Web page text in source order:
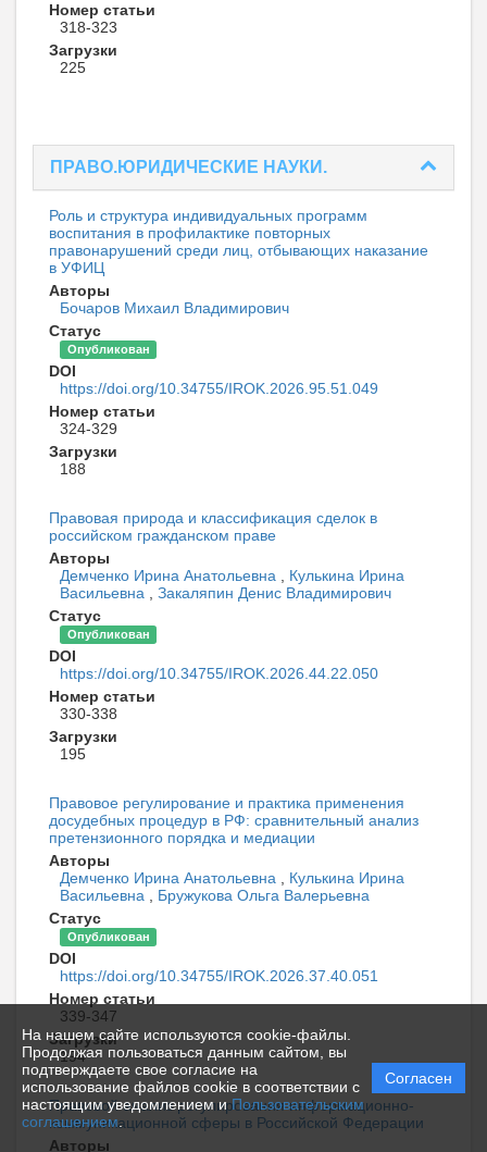
На нашем сайте используются cookie-файлы.
Продолжая пользоваться данным сайтом, вы
подтверждаете свое согласие на
использование файлов cookie в соответствии с
настоящим уведомлением иПользовательским
соглашением.
Согласен
Номер статьи
318-323
Загрузки
225
ПРАВО.ЮРИДИЧЕСКИЕ НАУКИ.
Роль и структура индивидуальных программ
воспитания в профилактике повторных
правонарушений среди лиц, отбывающих наказание
в УФИЦ
Авторы
Бочаров Михаил Владимирович
Статус
Опубликован
DOI
https://doi.org/10.34755/IROK.2026.95.51.049
Номер статьи
324-329
Загрузки
188
Правовая природа и классификация сделок в
российском гражданском праве
Авторы
Демченко Ирина Анатольевна
Кулькина Ирина
Васильевна
Закаляпин Денис Владимирович
Статус
Опубликован
DOI
https://doi.org/10.34755/IROK.2026.44.22.050
Номер статьи
330-338
Загрузки
195
Правовое регулирование и практика применения
досудебных процедур в РФ: сравнительный анализ
претензионного порядка и медиации
Авторы
Демченко Ирина Анатольевна
Кулькина Ирина
Васильевна
Бружукова Ольга Валерьевна
Статус
Опубликован
DOI
https://doi.org/10.34755/IROK.2026.37.40.051
Номер статьи
339-347
Загрузки
194
Правовой анализ регулирования информационно-
коммуникационной сферы в Российской Федерации
Авторы